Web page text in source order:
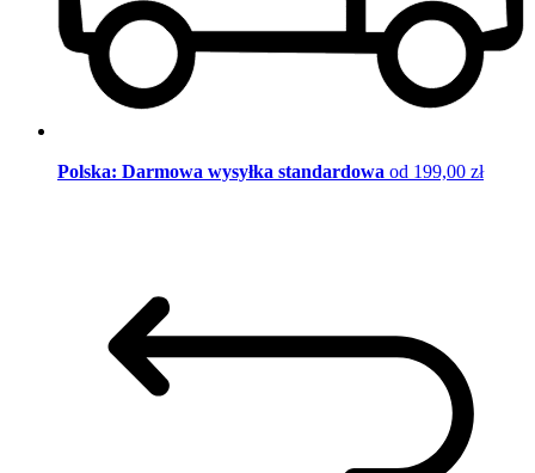
Polska: Darmowa wysyłka standardowa od 199,00 zł